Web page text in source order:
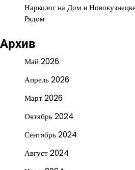
Нарколог на Дом в
Рядом
Архив
Май 2026
Апрель 2026
Март 2026
Октябрь 2024
Сентябрь 2024
Август 2024